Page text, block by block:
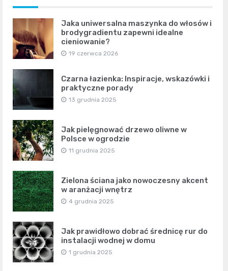
Jaka uniwersalna maszynka do włosów i
brodygradientu zapewni idealne
cieniowanie?
19 czerwca 2026
Czarna łazienka: Inspiracje, wskazówki i
praktyczne porady
13 grudnia 2025
Jak pielęgnować drzewo oliwne w
Polsce w ogrodzie
11 grudnia 2025
Zielona ściana jako nowoczesny akcent
w aranżacji wnętrz
4 grudnia 2025
Jak prawidłowo dobrać średnicę rur do
instalacji wodnej w domu
1 grudnia 2025